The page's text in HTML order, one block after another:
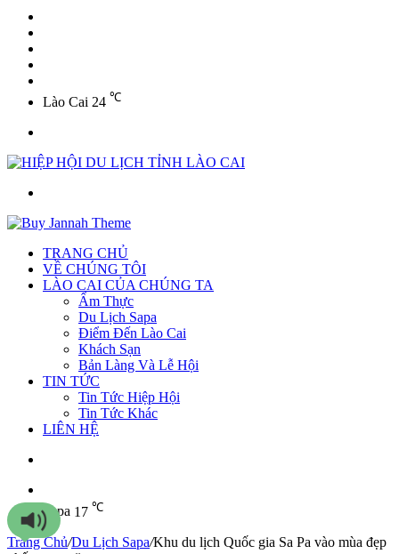
Lào Cai 24 ℃
TRANG CHỦ
VỀ CHÚNG TÔI
LÀO CAI CỦA CHÚNG TA
Ẩm Thực
Du Lịch Sapa
Điểm Đến Lào Cai
Khách Sạn
Bản Làng Và Lễ Hội
TIN TỨC
Tin Tức Hiệp Hội
Tin Tức Khác
LIÊN HỆ
Sapa 17 ℃
Trang Chủ/Du Lịch Sapa/Khu du lịch Quốc gia Sa Pa vào mùa đẹp